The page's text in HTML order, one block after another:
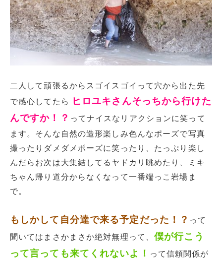
二人して頑張るからスゴイスゴイって穴から出た先
で感心してたら
ヒロユキさんそっちから行けた
んですか！？ ってナイスなリアクションに笑って
ます。そんな自然の造形楽しみ色んなポーズで写真
撮ったりダメダメポーズに笑ったり、たっぷり楽し
んだらお次は大集結してるヤドカリ眺めたり、ミキ
ちゃん帰り道分からなくなって一番端っこ岩場ま
で。
もしかして自分達で来る予定だった！？ って
聞いてはまさかまさか絶対無理って、僕が行こう
って言っても来てくれないよ！ って信頼関係が